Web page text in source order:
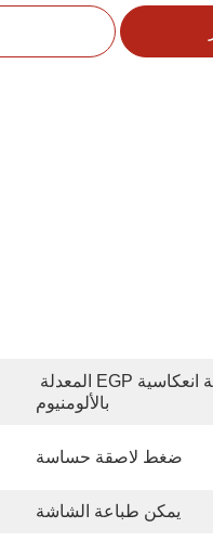
بالألومنيوم
ضغط لاصقة حساسة
يمكن طباعة الشاشة